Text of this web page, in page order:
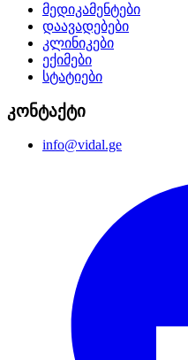
მედიკამენტები
დაავადებები
კლინიკები
ექიმები
სტატიები
კონტაქტი
info@vidal.ge